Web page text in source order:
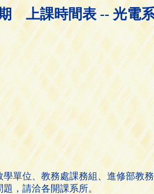
上課時間表 -- 光電
學單位、教務處課務組、進修部教
題，請洽各開課系所。